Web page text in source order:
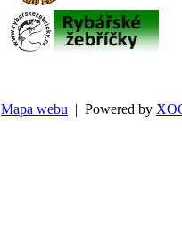
Mapa webu | Powered by